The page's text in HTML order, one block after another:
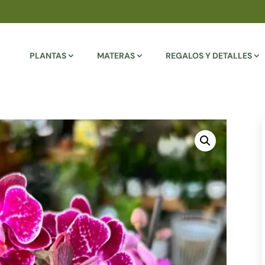
PLANTAS MATERAS REGALOS Y DETALLES